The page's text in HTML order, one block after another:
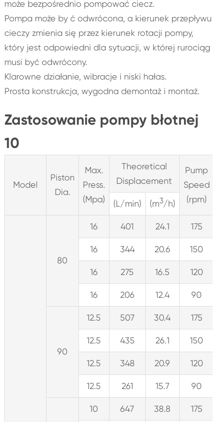
może bezpośrednio pompować ciecz.
Pompa może by ć odwrócona, a kierunek przepływu
cieczy zmienia się przez kierunek rotacji pompy,
który jest odpowiedni dla sytuacji, w której rurociąg
musi być odwrócony.
Klarowne działanie, wibracje i niski hałas.
Prosta konstrukcja, wygodna demontaż i montaż.
Zastosowanie pompy błotnej
10
Model
Piston
Dia.
Max.
Press.
(Mpa)
Theoretical
Displacement
Pump
Speed
(rpm)
(L/min) (m3/h)
80
16 401 24.1 175
16 344 20.6 150
16 275 16.5 120
16 206 12.4 90
90
12.5 507 30.4 175
12.5 435 26.1 150
12.5 348 20.9 120
12.5 261 15.7 90
10 647 38.8 175